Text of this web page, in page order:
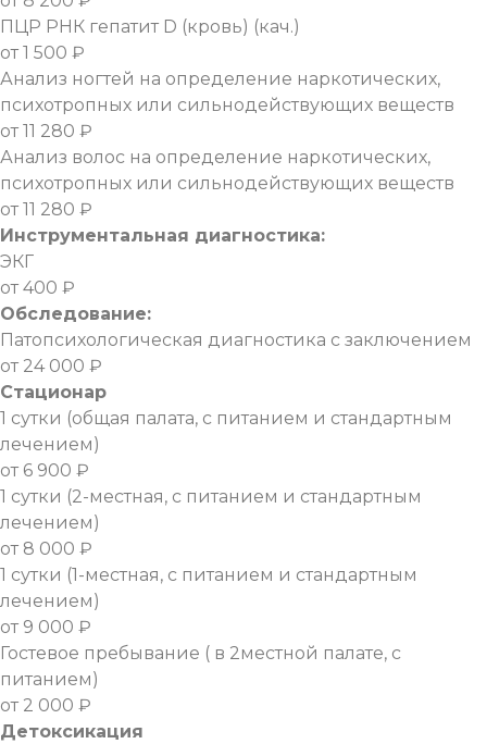
ПЦР РНК гепатит D (кровь) (кач.)
от 1 500 ₽
Анализ ногтей на определение наркотических,
психотропных или сильнодействующих веществ
от 11 280 ₽
Анализ волос на определение наркотических,
психотропных или сильнодействующих веществ
от 11 280 ₽
Инструментальная диагностика:
ЭКГ
от 400 ₽
Обследование:
Патопсихологическая диагностика с заключением
от 24 000 ₽
Стационар
1 сутки (общая палата, с питанием и стандартным
лечением)
от 6 900 ₽
1 сутки (2-местная, с питанием и стандартным
лечением)
от 8 000 ₽
1 сутки (1-местная, с питанием и стандартным
лечением)
от 9 000 ₽
Гостевое пребывание ( в 2местной палате, с
питанием)
от 2 000 ₽
Детоксикация